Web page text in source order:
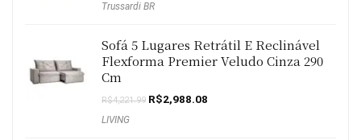
Trussardi BR
Sofá 5 Lugares Retrátil E Reclinável
Flexforma Premier Veludo Cinza 290
Cm
R$4,221.99 O
R$2,988.08
LIVING